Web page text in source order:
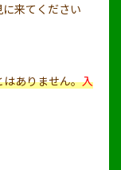
来てください
ありません。入